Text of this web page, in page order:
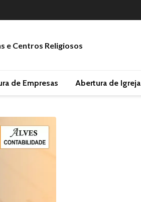
de Empresas Abertura de Igreja